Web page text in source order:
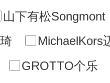
山下有松Songmont
MichaelKors
GROTTO个乐